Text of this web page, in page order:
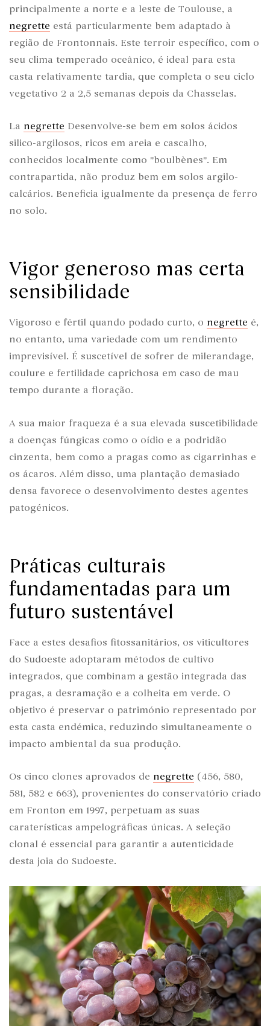
principalmente a norte e a leste de Toulouse, a
negrette está particularmente bem adaptado à
região de Frontonnais. Este terroir específico, com o
seu clima temperado oceânico, é ideal para esta
casta relativamente tardia, que completa o seu ciclo
vegetativo 2 a 2,5 semanas depois da Chasselas.
La negrette Desenvolve-se bem em solos ácidos
silico-argilosos, ricos em areia e cascalho,
conhecidos localmente como "boulbènes". Em
contrapartida, não produz bem em solos argilo-
calcários. Beneficia igualmente da presença de ferro
no solo.
Vigor generoso mas certa
sensibilidade
Vigoroso e fértil quando podado curto, o negrette é,
no entanto, uma variedade com um rendimento
imprevisível. É suscetível de sofrer de milerandage,
coulure e fertilidade caprichosa em caso de mau
tempo durante a floração.
A sua maior fraqueza é a sua elevada suscetibilidade
a doenças fúngicas como o oídio e a podridão
cinzenta, bem como a pragas como as cigarrinhas e
os ácaros. Além disso, uma plantação demasiado
densa favorece o desenvolvimento destes agentes
patogénicos.
Práticas culturais
fundamentadas para um
futuro sustentável
Face a estes desafios fitossanitários, os viticultores
do Sudoeste adoptaram métodos de cultivo
integrados, que combinam a gestão integrada das
pragas, a desramação e a colheita em verde. O
objetivo é preservar o património representado por
esta casta endémica, reduzindo simultaneamente o
impacto ambiental da sua produção.
Os cinco clones aprovados de negrette (456, 580,
581, 582 e 663), provenientes do conservatório criado
em Fronton em 1997, perpetuam as suas
caraterísticas ampelográficas únicas. A seleção
clonal é essencial para garantir a autenticidade
desta joia do Sudoeste.